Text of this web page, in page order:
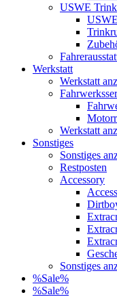
USWE
Werkstatt
Werkstatt
Werkstatt
Sonstiges
Sonstiges
Restposten
Accessory
Sonstiges
%Sale%
%Sale%